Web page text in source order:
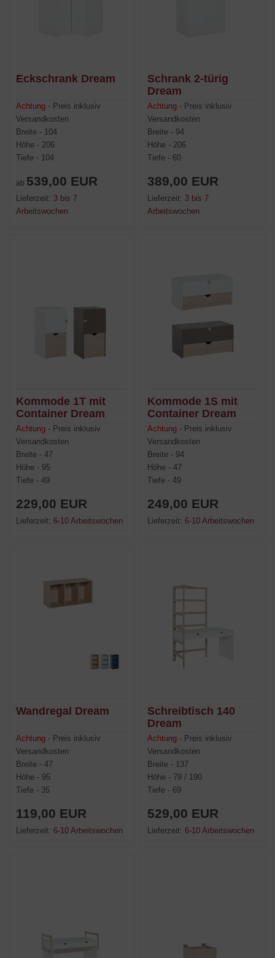
Eckschrank Dream
Achtung - Preis inklusiv
Versandkosten
Breite - 104
Höhe - 206
Tiefe - 104
ab 539,00 EUR
Lieferzeit: 3 bis 7
Arbeitswochen
Schrank 2-türig
Dream
Achtung - Preis inklusiv
Versandkosten
Breite - 94
Höhe - 206
Tiefe - 60
389,00 EUR
Lieferzeit: 3 bis 7
Arbeitswochen
Kommode 1T mit
Container Dream
Achtung - Preis inklusiv
Versandkosten
Breite - 47
Höhe - 95
Tiefe - 49
229,00 EUR
Lieferzeit: 6-10 Arbeitswochen
Kommode 1S mit
Container Dream
Achtung - Preis inklusiv
Versandkosten
Breite - 94
Höhe - 47
Tiefe - 49
249,00 EUR
Lieferzeit: 6-10 Arbeitswochen
Wandregal Dream
Achtung - Preis inklusiv
Versandkosten
Breite - 47
Höhe - 95
Tiefe - 35
119,00 EUR
Lieferzeit: 6-10 Arbeitswochen
Schreibtisch 140
Dream
Achtung - Preis inklusiv
Versandkosten
Breite - 137
Höhe - 79 / 190
Tiefe - 69
529,00 EUR
Lieferzeit: 6-10 Arbeitswochen